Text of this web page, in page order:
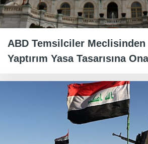
ABD Temsilciler
Yaptırım Yasa Tasarısına